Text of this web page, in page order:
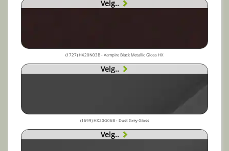
Velg..
(1727) HX20N03B - Vampire Black Metallic Gloss HX
Velg..
(1699) HX20G06B - Dust Grey Gloss
Velg..